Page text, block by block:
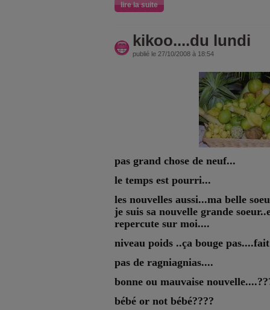
lire la suite
kikoo....du lundi
publié le 27/10/2008 à 18:54
pas grand chose de neuf...
le temps est pourri...
les nouvelles aussi...ma belle
je suis sa nouvelle grande
repercute sur moi....
niveau poids ..ça bouge
pas de ragniagnias....
bonne ou mauvaise
bébé or not bébé????